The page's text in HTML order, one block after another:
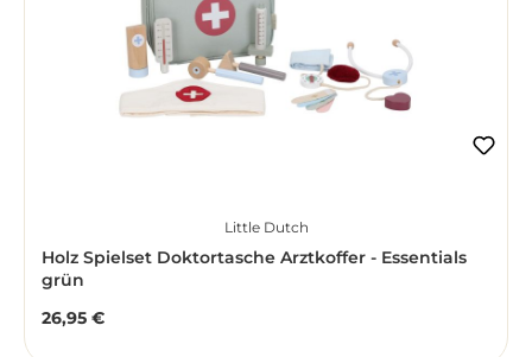
Little Dutch
Holz Spielset Doktortasche Arztkoffer - Essentials
grün
Regulärer Preis:
26,95 €